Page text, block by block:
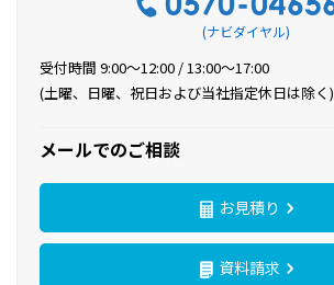
(ナビダイヤル)
受付時間 9:00〜12:00 / 13:00〜17:00
(土曜、日曜、祝日および当社指定休日は除く)
メールでのご相談
お見積り
資料請求